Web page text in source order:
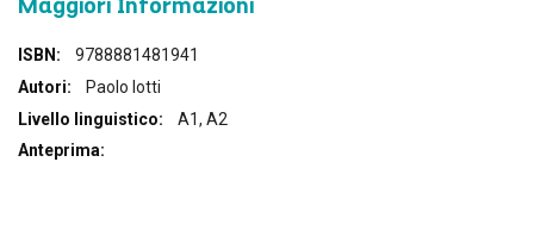
Maggiori
Informazioni
9788881481941
Paolo Iotti
A1, A2